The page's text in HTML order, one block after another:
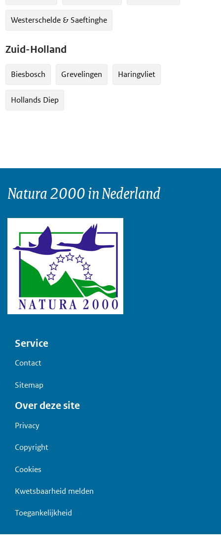
Westerschelde & Saeftinghe
Zuid-Holland
Biesbosch Grevelingen Haringvliet
Hollands Diep
Natura 2000 in Nederland
Voet
Service
Contact
Sitemap
Over deze site
Privacy
Copyright
Cookies
Kwetsbaarheid melden
Toegankelijkheid